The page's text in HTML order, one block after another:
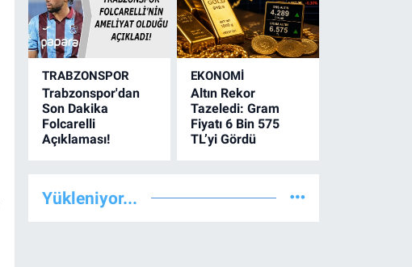
TRABZONSPOR
Trabzonspor'dan
Son Dakika
Folcarelli
Açıklaması!
EKONOMİ
Altın Rekor
Tazeledi: Gram
Fiyatı 6 Bin 575
TL’yi Gördü
Yükleniyor...